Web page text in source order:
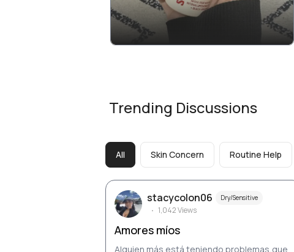
Trending Discussions
All Skin Concern Routine Help
stacycolon06 Dry/Sensitive
1,042Views
Amores míos
Alguien más está teniendo problemas,que